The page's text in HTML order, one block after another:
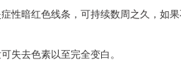
暗红色线条，可持续数周之久，如果
去色素以至完全变白。